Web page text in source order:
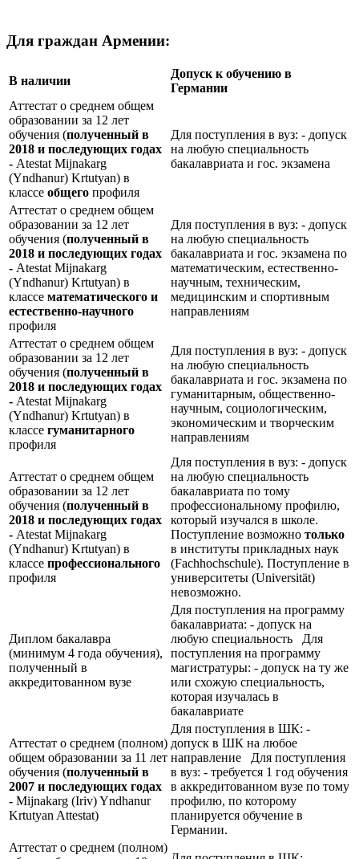
Для граждан Армении:
В наличии
Допуск к обучению в
Германии
Аттестат о среднем общем
образовании за 12 лет
обучения (полученный в
2018 и последующих годах
- Atestat Mijnakarg
(Yndhanur) Krtutyan) в
классе общего профиля
Для поступления в вуз: - допуск
на любую специальность
бакалавриата и гос. экзамена
Аттестат о среднем общем
образовании за 12 лет
обучения (полученный в
2018 и последующих годах
- Atestat Mijnakarg
(Yndhanur) Krtutyan) в
классе математического и
естественно-научного
профиля
Для поступления в вуз: - допуск
на любую специальность
бакалавриата и гос. экзамена по
математическим, естественно-
научным, техническим,
медицинским и спортивным
направлениям
Аттестат о среднем общем
образовании за 12 лет
обучения (полученный в
2018 и последующих годах
- Atestat Mijnakarg
(Yndhanur) Krtutyan) в
классе гуманитарного
профиля
Для поступления в вуз: - допуск
на любую специальность
бакалавриата и гос. экзамена по
гуманитарным, общественно-
научным, социологическим,
экономическим и творческим
направлениям
Аттестат о среднем общем
образовании за 12 лет
обучения (полученный в
2018 и последующих годах
- Atestat Mijnakarg
(Yndhanur) Krtutyan) в
классе профессионального
профиля
Для поступления в вуз: - допуск
на любую специальность
бакалавриата по тому
профессиональному профилю,
который изучался в школе.
Поступление возможно только
в институты прикладных наук
(Fachhochschule). Поступление в
университеты (Universität)
невозможно.
Диплом бакалавра
(минимум 4 года обучения),
полученный в
аккредитованном вузе
Для поступления на программу
бакалавриата: - допуск на
любую специальность Для
поступления на программу
магистратуры: - допуск на ту же
или схожую специальность,
которая изучалась в
бакалавриате
Аттестат о среднем (полном)
общем образовании за 11 лет
обучения (полученный в
2007 и последующих годах
- Mijnakarg (Iriv) Yndhanur
Krtutyan Attestat)
Для поступления в ШК: -
допуск в ШК на любое
направление Для поступления
в вуз: - требуется 1 год обучения
в аккредитованном вузе по тому
профилю, по которому
планируется обучение в
Германии.
Аттестат о среднем (полном)